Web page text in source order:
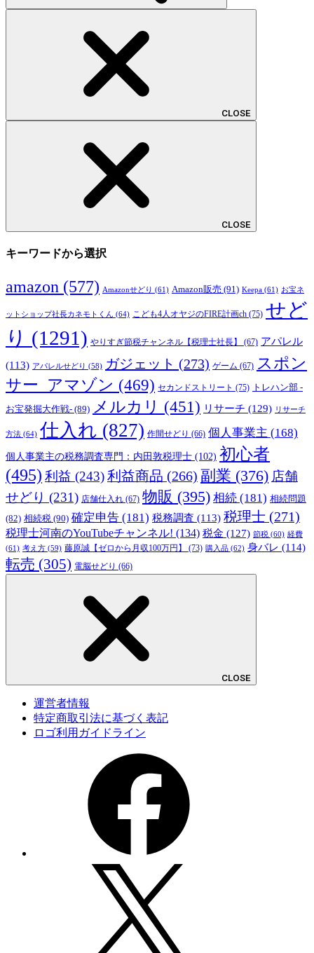
CLOSE
CLOSE
キーワードから選択
amazon (577) Amazonせどり (61) Amazon販売 (91) Keepa (61) お宝ネ
ットショップ社長カネモトくん (64) こども4人オヤジのFIRE計画ch (75) せど
り (1291) やりすぎ節税チャンネル【税理士社長】 (67) アパレル
(113) アパレルせどり (58) ガジェット (273) ゲーム (67) スポン
サー_アマゾン (469) セカンドストリート (75) トレハン部 -
お宝発掘大作戦- (89) メルカリ (451) リサーチ (129) リサーチ
方法 (64) 仕入れ (827) 作間せどり (66) 個人事業主 (168)
個人事業主の税務調査専門：内田敦税理士 (102) 初心者
(495) 利益 (243)利益商品 (266) 副業 (376) 店舗
せどり (231) 店舗仕入れ (67) 物販 (395) 相続 (181) 相続問題
(82) 相続税 (90) 確定申告 (181) 税務調査 (113) 税理士 (271)
税理士河南のYouTubeチャンネル! (134) 税金 (127) 節税 (60) 経費
(61) 考え方 (59) 藤原誠【ゼロから月収100万円】 (73) 購入品 (62) 身バレ (114)
転売 (305) 電脳せどり (66)
CLOSE
運営者情報
特定商取引法に基づく表記
ロゴ利用ガイドライン